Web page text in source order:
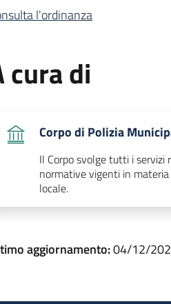
l'ordinanza
cura di
Corpo di Polizia
Il Corpo svolge tutti i servizi
normative vigenti in materia
locale.
aggiornamento:04/12/